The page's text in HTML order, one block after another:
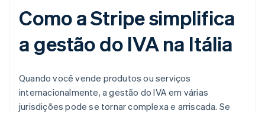
Como a Stripe simplifica
a gestão do IVA na Itália
Quando você vende produtos ou serviços
internacionalmente, a gestão do IVA em várias
jurisdições pode se tornar complexa e arriscada. Se